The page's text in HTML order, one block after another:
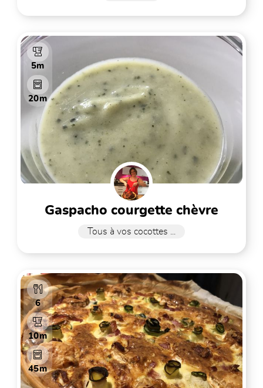
5m
20m
gaspacho courgette chèvre
Tous à vos cocottes ...
6
10m
45m